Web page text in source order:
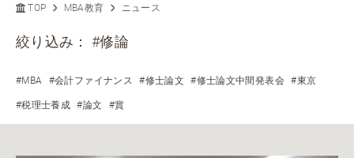
TOP MBA教育 ニュース
絞り込み：#修論
#MBA #会計ファイナンス #修士論文 #修士論文中間発表会 #東京
#税理士養成 #論文 #賞